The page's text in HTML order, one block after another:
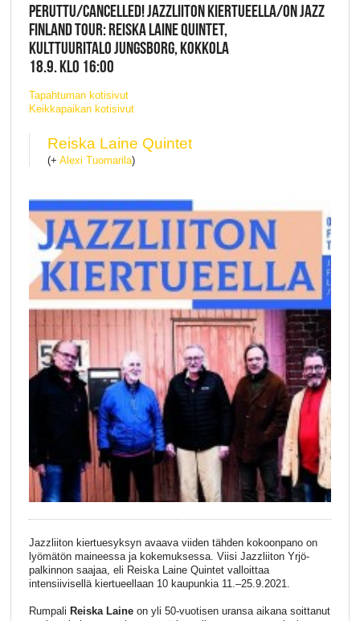
PERUTTU/CANCELLED! JAZZLIITON KIERTUEELLA/ON JAZZ
FINLAND TOUR: REISKA LAINE QUINTET,
KULTTUURITALO JUNGSBORG, KOKKOLA
18.9. KLO 16:00
Tapahtuman kotisivut
Keikkapaikan kotisivut
Reiska Laine Quintet
(+ Alexi Tuomarila)
Jazzliiton kiertuesyksyn avaava viiden tähden kokoonpano on
lyömätön maineessa ja kokemuksessa. Viisi Jazzliiton Yrjö-
palkinnon saajaa, eli Reiska Laine Quintet valloittaa
intensiivisellä kiertueellaan 10 kaupunkia 11.–25.9.2021.
Rumpali Reiska Laineon yli 50-vuotisen uransa aikana soittanut